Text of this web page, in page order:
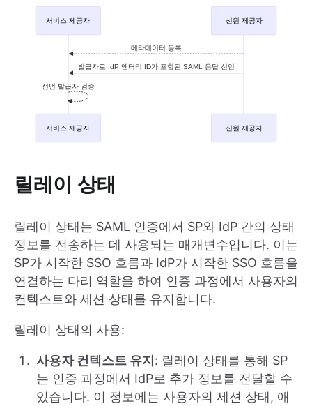
릴레이 상태
릴레이 상태는 SAML 인증에서 SP와 IdP 간의 상태
정보를 전송하는 데 사용되는 매개변수입니다. 이는
SP가 시작한 SSO 흐름과 IdP가 시작한 SSO 흐름을
연결하는 다리 역할을 하여 인증 과정에서 사용자의
컨텍스트와 세션 상태를 유지합니다.
릴레이 상태의 사용:
사용자 컨텍스트 유지: 릴레이 상태를 통해 SP
는 인증 과정에서 IdP로 추가 정보를 전달할 수
있습니다. 이 정보에는 사용자의 세션 상태, 애